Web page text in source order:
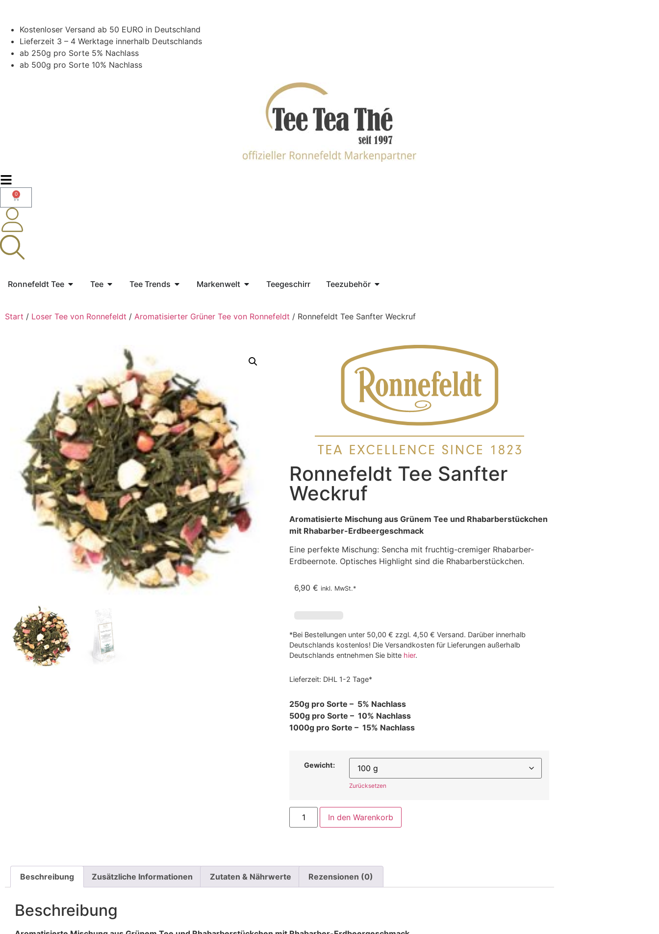
Kostenloser Versand ab 50 EURO in Deutschland
Lieferzeit 3 – 4 Werktage innerhalb Deutschlands
ab 250g pro Sorte 5% Nachlass
ab 500g pro Sorte 10% Nachlass
0
Ronnefeldt Tee Tee Tee Trends Markenwelt Teegeschirr Teezubehör
Start / Loser Tee von Ronnefeldt / Aromatisierter Grüner Tee von Ronnefeldt / Ronnefeldt Tee Sanfter Weckruf
Ronnefeldt Tee Sanfter
Weckruf
Aromatisierte Mischung aus Grünem Tee und Rhabarberstückchen
mit Rhabarber-Erdbeergeschmack
Eine perfekte Mischung: Sencha mit fruchtig-cremiger Rhabarber-
Erdbeernote. Optisches Highlight sind die Rhabarberstückchen.
6,90 € inkl. MwSt.*
*Bei Bestellungen unter 50,00 € zzgl. 4,50 € Versand. Darüber innerhalb
Deutschlands kostenlos! Die Versandkosten für Lieferungen außerhalb
Deutschlands entnehmen Sie bitte hier.
Lieferzeit: DHL 1-2 Tage*
250g pro Sorte – 5% Nachlass
500g pro Sorte – 10% Nachlass
1000g pro Sorte – 15% Nachlass
Gewicht:
Zurücksetzen
In den Warenkorb
Beschreibung Zusätzliche Informationen Zutaten & Nährwerte Rezensionen (0)
Beschreibung